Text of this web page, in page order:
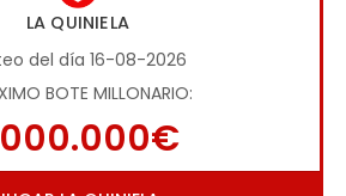
LA QUINIELA
del día 16-08-2026
BOTE MILLONARIO: